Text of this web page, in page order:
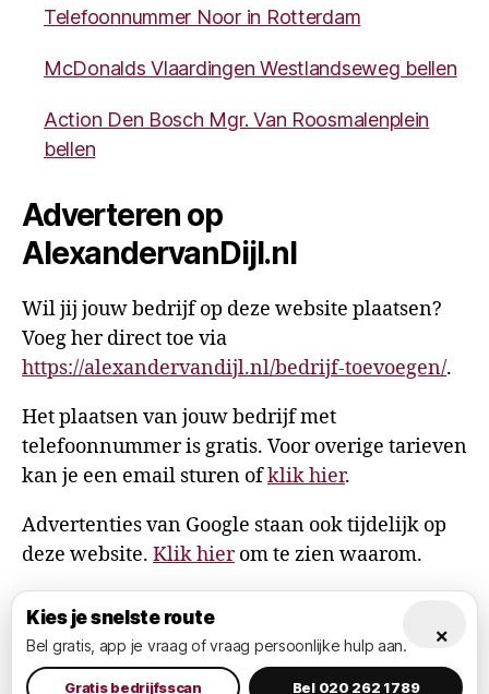
Telefoonnummer Noor in Rotterdam
McDonalds Vlaardingen Westlandseweg bellen
Action Den Bosch Mgr. Van Roosmalenplein
bellen
Adverteren op
AlexandervanDijl.nl
Wil jij jouw bedrijf op deze website plaatsen?
Voeg her direct toe via
https://alexandervandijl.nl/bedrijf-toevoegen/.
Het plaatsen van jouw bedrijf met
telefoonnummer is gratis. Voor overige tarieven
kan je een email sturen ofklik hier.
Advertenties van Google staan ook tijdelijk op
deze website. Klik hierom te zien waarom.
© 2026AlexandervanDijl.nl
Privacy Policy
Omhoog
×
Kies je snelste route
Bel gratis, app je vraag of vraag persoonlijke hulp aan.
Gratis bedrijfsscan Bel 020 262 1789